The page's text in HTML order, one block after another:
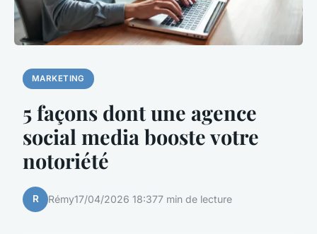
MARKETING
5 façons dont une agence
social media booste votre
notoriété
R Rémy17/04/2026 18:377 min de lecture